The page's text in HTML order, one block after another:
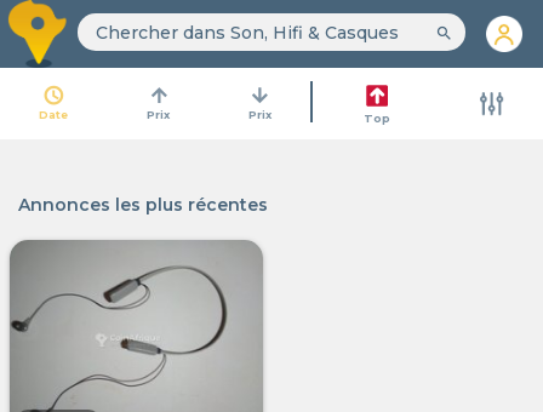
search
access_time
Date
arrow_upward
Prix
arrow_downward
Prix Top
Annonces les plus récentes